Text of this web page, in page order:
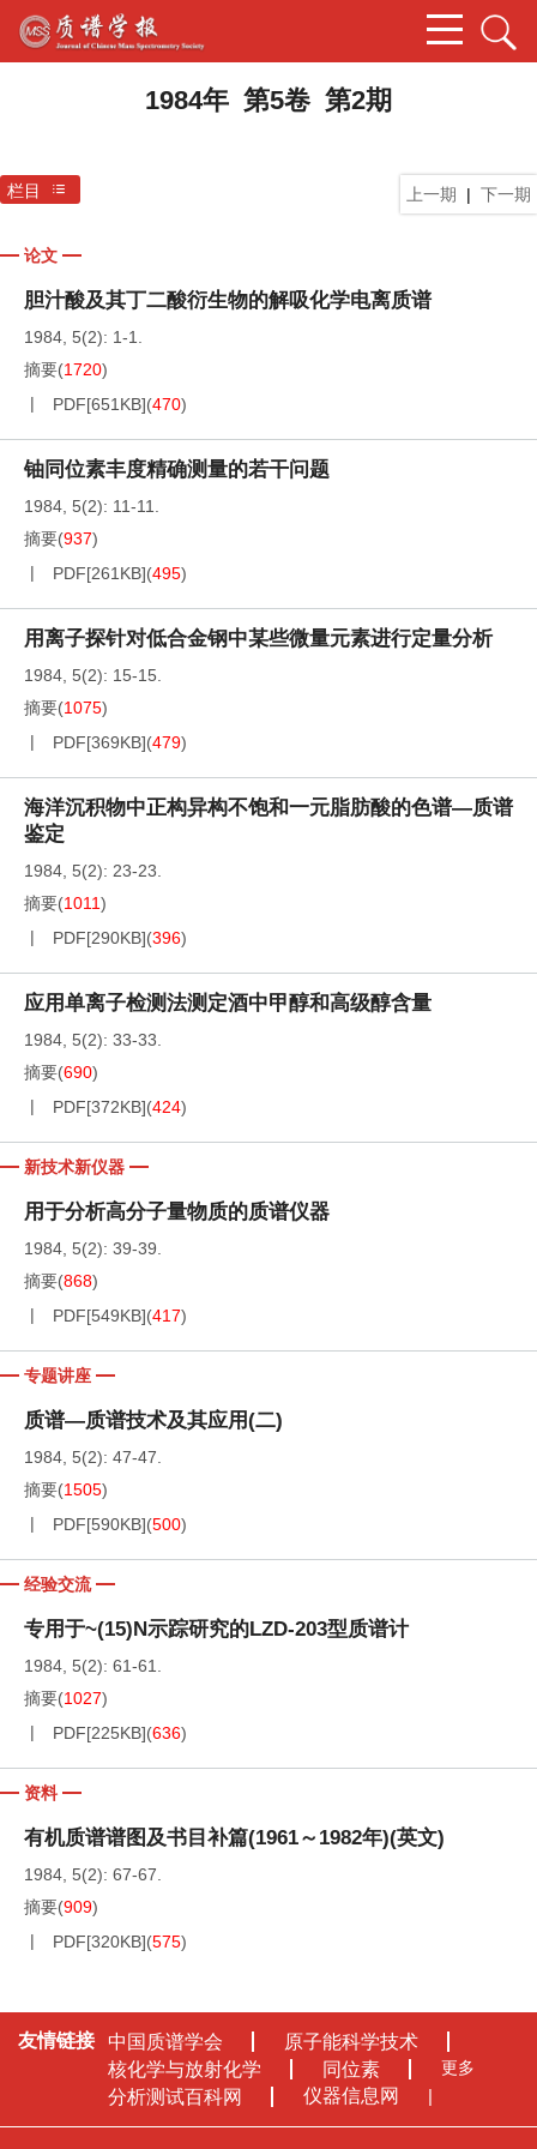
1984年 第5卷 第2期
上一期 | 下一期
栏目
论文
胆汁酸及其丁二酸衍生物的解吸化学电离质谱
1984, 5(2): 1-1.
摘要(1720)
PDF[651KB](470)
铀同位素丰度精确测量的若干问题
1984, 5(2): 11-11.
摘要(937)
PDF[261KB](495)
用离子探针对低合金钢中某些微量元素进行定量分析
1984, 5(2): 15-15.
摘要(1075)
PDF[369KB](479)
海洋沉积物中正构异构不饱和一元脂肪酸的色谱—质谱
鉴定
1984, 5(2): 23-23.
摘要(1011)
PDF[290KB](396)
应用单离子检测法测定酒中甲醇和高级醇含量
1984, 5(2): 33-33.
摘要(690)
PDF[372KB](424)
新技术新仪器
用于分析高分子量物质的质谱仪器
1984, 5(2): 39-39.
摘要(868)
PDF[549KB](417)
专题讲座
质谱—质谱技术及其应用(二)
1984, 5(2): 47-47.
摘要(1505)
PDF[590KB](500)
经验交流
专用于~(15)N示踪研究的LZD-203型质谱计
1984, 5(2): 61-61.
摘要(1027)
PDF[225KB](636)
资料
有机质谱谱图及书目补篇(1961～1982年)(英文)
1984, 5(2): 67-67.
摘要(909)
PDF[320KB](575)
友情链接 中国质谱学会
原子能科学技术
核化学与放射化学
同位素
分析测试百科网
仪器信息网
更多